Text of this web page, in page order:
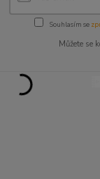
Souhlasím se
Můžete se